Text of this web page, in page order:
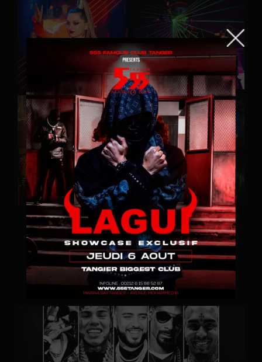
Suivez-nous sur
Instagram !